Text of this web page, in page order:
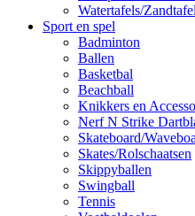
Watertafels/
Sport en spel
Badminton
Ballen
Basketbal
Beachball
Knikkers en
Nerf N Strike
Skateboard/
Skates/Rolschaatsen
Skippyballen
Swingball
Tennis